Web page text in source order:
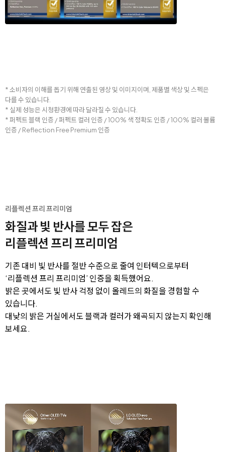
* 소비자의 이해를 돕기 위해 연출된 영상 및 이미지이며, 제품별 색상 및 스펙은
다를 수 있습니다.
* 실제 성능은 시청환경에 따라 달라질 수 있습니다.
* 퍼펙트 블랙 인증 / 퍼펙트 컬러 인증 / 100% 색 정확도 인증 / 100% 컬러 볼륨
인증 / Reflection Free Premium 인증
리플렉션 프리 프리미엄
화질과 빛 반사를 모두 잡은
리플렉션 프리 프리미엄
기존 대비 빛 반사를 절반 수준으로 줄여 인터텍으로부터
‘리플렉션 프리 프리미엄’ 인증을 획득했어요.
밝은 곳에서도 빛 반사 걱정 없이 올레드의 화질을 경험할 수
있습니다.
대낮의 밝은 거실에서도 블랙과 컬러가 왜곡되지 않는지 확인해
보세요.